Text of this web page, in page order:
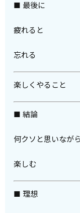
■ 最後に
疲れると
忘れる
楽しくやること
■ 結論
何クソと思いながら
楽しむ
■ 理想